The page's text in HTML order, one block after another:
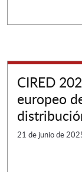
CIRED
europeo
21 de junio de